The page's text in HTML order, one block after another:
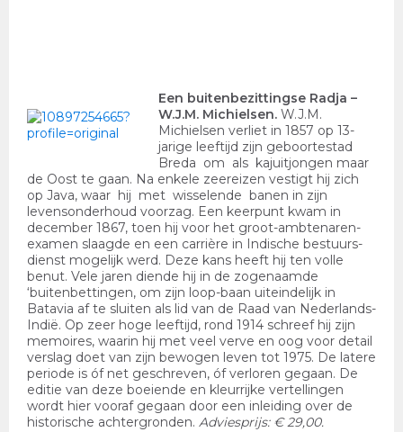
Een buitenbezittingse Radja –
W.J.M. Michielsen. W.J.M.
Michielsen verliet in 1857 op 13-
jarige leeftijd zijn geboortestad
Breda om als kajuitjongen maar
de Oost te gaan. Na enkele zeereizen vestigt hij zich
op Java, waar hij met wisselende banen in zijn
levensonderhoud voorzag. Een keerpunt kwam in
december 1867, toen hij voor het groot-ambtenaren-
examen slaagde en een carrière in Indische bestuurs-
dienst mogelijk werd. Deze kans heeft hij ten volle
benut. Vele jaren diende hij in de zogenaamde
‘buitenbettingen, om zijn loop-baan uiteindelijk in
Batavia af te sluiten als lid van de Raad van Nederlands-
Indië. Op zeer hoge leeftijd, rond 1914 schreef hij zijn
memoires, waarin hij met veel verve en oog voor detail
verslag doet van zijn bewogen leven tot 1975. De latere
periode is óf net geschreven, óf verloren gegaan. De
editie van deze boeiende en kleurrijke vertellingen
wordt hier vooraf gegaan door een inleiding over de
historische achtergronden. Adviesprijs: € 29,00.